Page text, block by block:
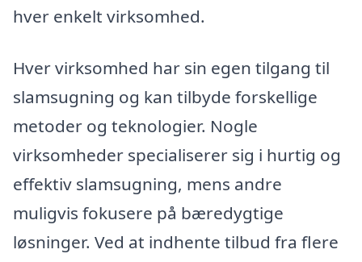
hver enkelt virksomhed.
Hver virksomhed har sin egen tilgang til
slamsugning og kan tilbyde forskellige
metoder og teknologier. Nogle
virksomheder specialiserer sig i hurtig og
effektiv slamsugning, mens andre
muligvis fokusere på bæredygtige
løsninger. Ved at indhente tilbud fra flere